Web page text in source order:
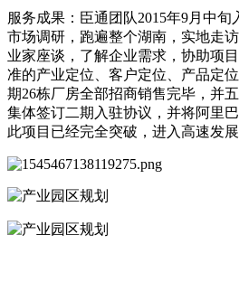
服务成果：臣通团队2015年9月中
市场调研，跑遍整个湖南，实地走
业家座谈，了解企业需求，协助项
准的产业定位、客户定位、产品定
期26栋厂房全部招商销售完毕，并
集体签订二期入驻协议，并将阿里
此项目已经完全突破，进入高速发展